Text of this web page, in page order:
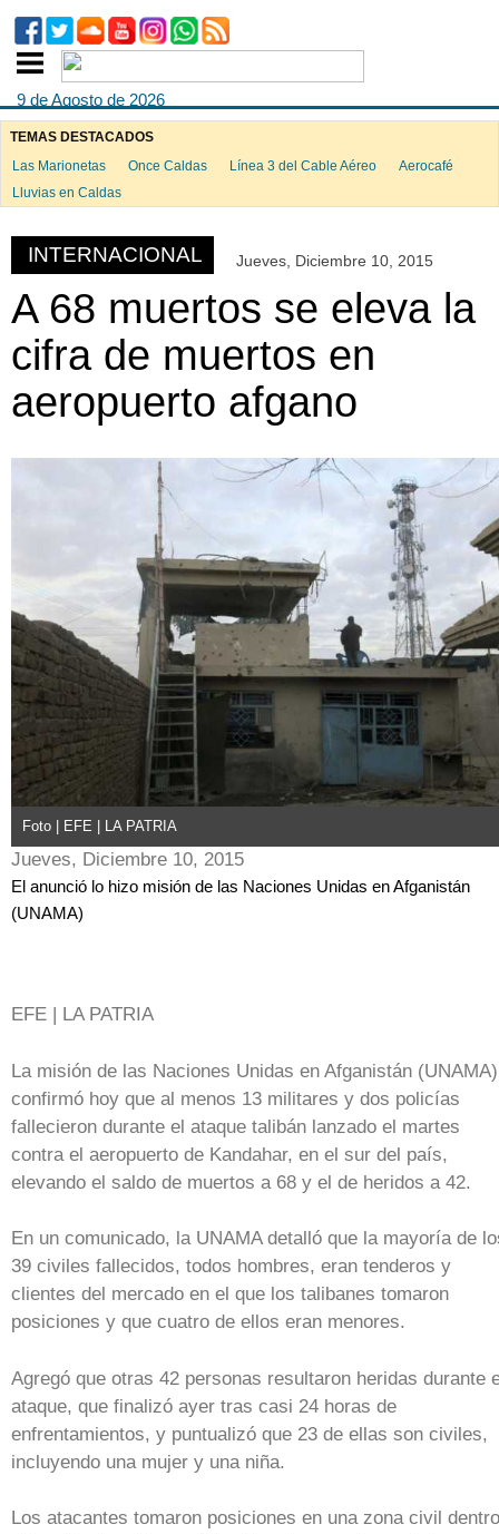
9 de Agosto de 2026
TEMAS DESTACADOS
Las Marionetas
Once Caldas Línea 3 del Cable Aéreo
Aerocafé
Lluvias en Caldas
INTERNACIONAL Jueves, Diciembre 10, 2015
A 68 muertos se eleva la
cifra de muertos en
aeropuerto afgano
Foto | EFE | LA PATRIA
Jueves, Diciembre 10, 2015
El anunció lo hizo misión de las Naciones Unidas en Afganistán
(UNAMA)
EFE | LA PATRIA
La misión de las Naciones Unidas en Afganistán (UNAMA)
confirmó hoy que al menos 13 militares y dos policías
fallecieron durante el ataque talibán lanzado el martes
contra el aeropuerto de Kandahar, en el sur del país,
elevando el saldo de muertos a 68 y el de heridos a 42.
En un comunicado, la UNAMA detalló que la mayoría de
39 civiles fallecidos, todos hombres, eran tenderos y
clientes del mercado en el que los talibanes tomaron
posiciones y que cuatro de ellos eran menores.
Agregó que otras 42 personas resultaron heridas durante
ataque, que finalizó ayer tras casi 24 horas de
enfrentamientos, y puntualizó que 23 de ellas son civiles,
incluyendo una mujer y una niña.
Los atacantes tomaron posiciones en una zona civil dentro